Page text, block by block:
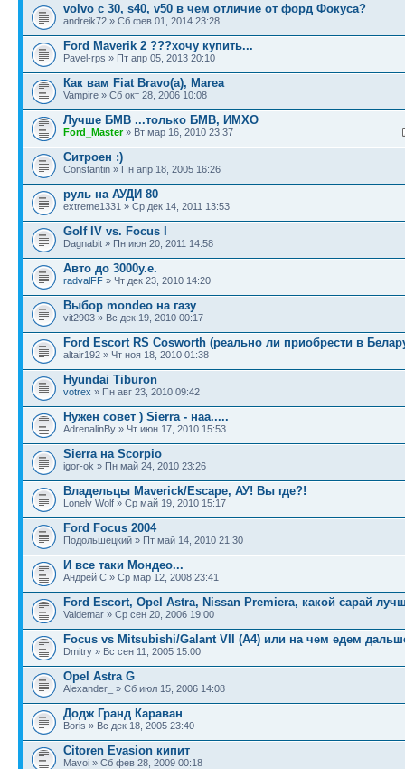
volvo c 30, s40, v50 в чем отличие от форд Фокуса?
andreik72 » Сб фев 01, 2014 23:28
Ford Maverik 2 ???хочу купить...
Pavel-rps » Пт апр 05, 2013 20:10
Как вам Fiat Bravo(a), Marea
Vampire » Сб окт 28, 2006 10:08
Лучше БМВ ...только БМВ, ИМХО
Ford_Master» Вт мар 16, 2010 23:37
Ситроен :)
Constantin » Пн апр 18, 2005 16:26
руль на АУДИ 80
extreme1331 » Ср дек 14, 2011 13:53
Golf IV vs. Focus I
Dagnabit » Пн июн 20, 2011 14:58
Авто до 3000у.е.
radvalFF » Чт дек 23, 2010 14:20
Выбор mondeo на газу
vit2903 » Вс дек 19, 2010 00:17
Ford Escort RS Cosworth (реально ли приобрести в
altair192 » Чт ноя 18, 2010 01:38
Hyundai Tiburon
votrex » Пн авг 23, 2010 09:42
Нужен совет ) Sierra - наа.....
AdrenalinBy » Чт июн 17, 2010 15:53
Sierra на Scorpio
igor-ok » Пн май 24, 2010 23:26
Владельцы Maverick/Esсape, АУ! Вы где?!
Lonely Wolf » Ср май 19, 2010 15:17
Ford Focus 2004
Подольшецкий » Пт май 14, 2010 21:30
И все таки Мондео...
Андрей С » Ср мар 12, 2008 23:41
Ford Escort, Opel Astra, Nissan Premiera, какой сарай
Valdemar » Ср сен 20, 2006 19:00
Focus vs Mitsubishi/Galant VII (A4) или на чем едем
Dmitry » Вс сен 11, 2005 15:00
Opel Astra G
Alexander_ » Сб июл 15, 2006 14:08
Додж Гранд Караван
Boris » Вс дек 18, 2005 23:40
Citoren Evasion кипит
Mavoi » Сб фев 28, 2009 00:18